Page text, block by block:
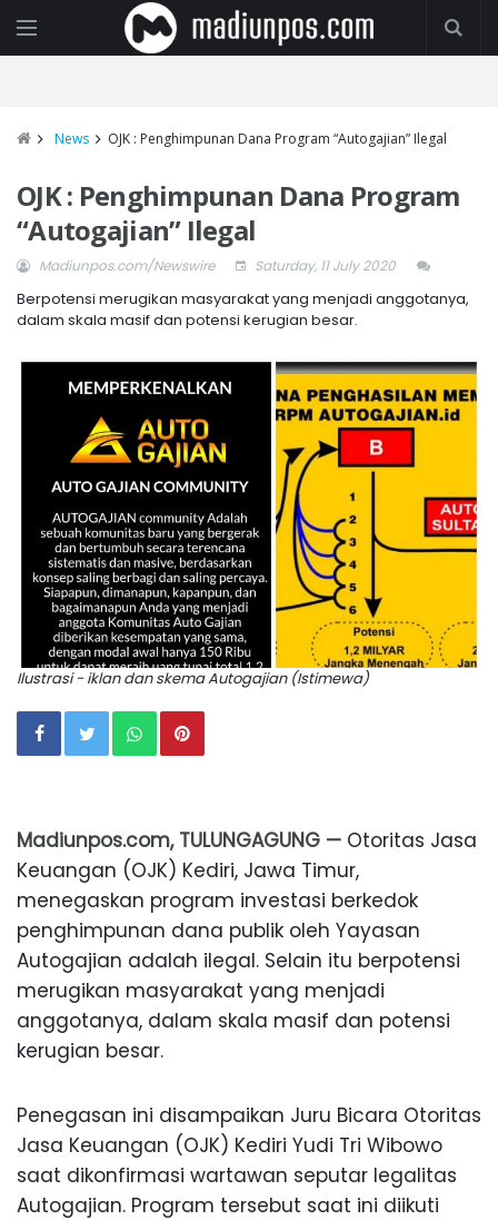
News OJK : Penghimpunan Dana Program “Autogajian” Ilegal
OJK : Penghimpunan Dana Program
“Autogajian” Ilegal
Madiunpos.com/Newswire Saturday, 11 July 2020
Berpotensi merugikan masyarakat yang menjadi anggotanya,
dalam skala masif dan potensi kerugian besar.
Ilustrasi - iklan dan skema Autogajian (Istimewa)
Madiunpos.com, TULUNGAGUNG — Otoritas Jasa
Keuangan (OJK) Kediri, Jawa Timur,
menegaskan program investasi berkedok
penghimpunan dana publik oleh Yayasan
Autogajian adalah ilegal. Selain itu berpotensi
merugikan masyarakat yang menjadi
anggotanya, dalam skala masif dan potensi
kerugian besar.
Penegasan ini disampaikan Juru Bicara Otoritas
Jasa Keuangan (OJK) Kediri Yudi Tri Wibowo
saat dikonfirmasi wartawan seputar legalitas
Autogajian. Program tersebut saat ini diikuti